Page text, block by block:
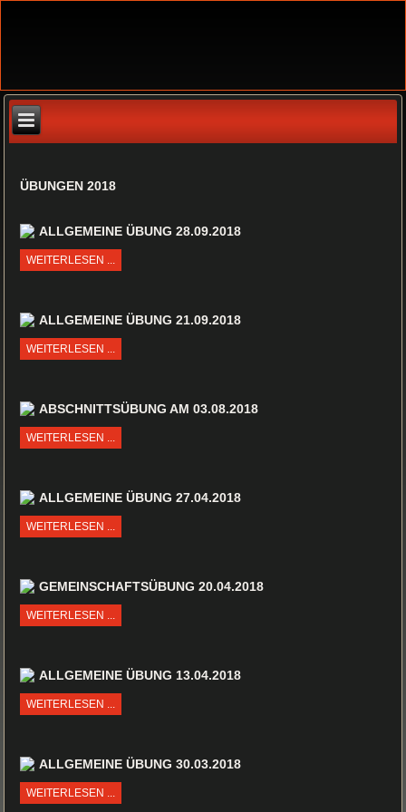
ÜBUNGEN 2018
ALLGEMEINE ÜBUNG 28.09.2018
WEITERLESEN ...
ALLGEMEINE ÜBUNG 21.09.2018
WEITERLESEN ...
ABSCHNITTSÜBUNG AM 03.08.2018
WEITERLESEN ...
ALLGEMEINE ÜBUNG 27.04.2018
WEITERLESEN ...
GEMEINSCHAFTSÜBUNG 20.04.2018
WEITERLESEN ...
ALLGEMEINE ÜBUNG 13.04.2018
WEITERLESEN ...
ALLGEMEINE ÜBUNG 30.03.2018
WEITERLESEN ...